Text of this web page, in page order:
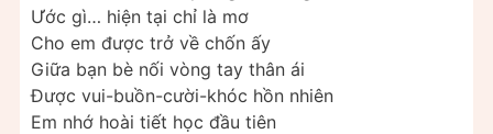
Ước gì… hiện tại chỉ là mơ
Cho em được trở về chốn ấy
Giữa bạn bè nối vòng tay thân ái
Được vui-buồn-cười-khóc hồn nhiên
Em nhớ hoài tiết học đầu tiên